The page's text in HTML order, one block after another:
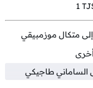
1
متكال موزمبيقي
الساماني طاجيكي